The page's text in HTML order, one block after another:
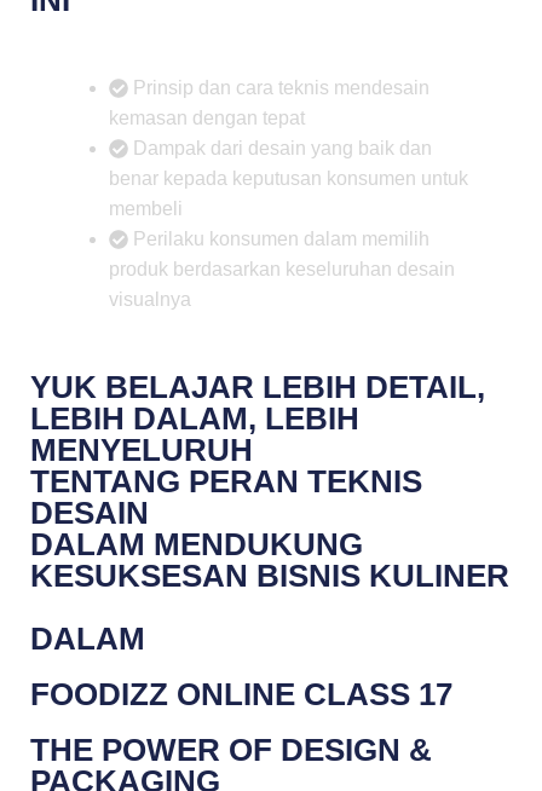
Prinsip dan cara teknis mendesain
kemasan dengan tepat
Dampak dari desain yang baik dan
benar kepada keputusan konsumen untuk
membeli
Perilaku konsumen dalam memilih
produk berdasarkan keseluruhan desain
visualnya
YUK BELAJAR LEBIH DETAIL,
LEBIH DALAM, LEBIH
MENYELURUH
TENTANG PERAN TEKNIS
DESAIN
DALAM MENDUKUNG
KESUKSESAN BISNIS KULINER
DALAM
FOODIZZ ONLINE CLASS 17
THE POWER OF DESIGN &
PACKAGING